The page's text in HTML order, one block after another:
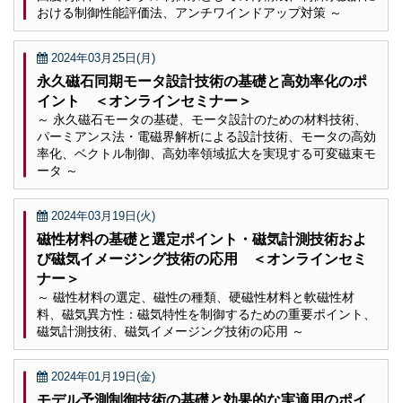
おける制御性能評価法、アンチワインドアップ対策 ～
2024年03月25日(月)
永久磁石同期モータ設計技術の基礎と高効率化のポ
イント ＜オンラインセミナー＞
～ 永久磁石モータの基礎、モータ設計のための材料技術、
パーミアンス法・電磁界解析による設計技術、モータの高効
率化、ベクトル制御、高効率領域拡大を実現する可変磁束モ
ータ ～
2024年03月19日(火)
磁性材料の基礎と選定ポイント・磁気計測技術およ
び磁気イメージング技術の応用 ＜オンラインセミ
ナー＞
～ 磁性材料の選定、磁性の種類、硬磁性材料と軟磁性材
料、磁気異方性：磁気特性を制御するための重要ポイント、
磁気計測技術、磁気イメージング技術の応用 ～
2024年01月19日(金)
モデル予測制御技術の基礎と効果的な実適用のポイ